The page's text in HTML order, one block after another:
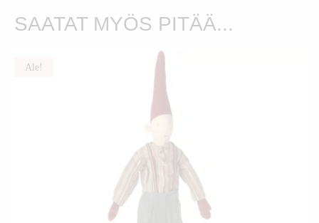
SAATAT MYÖS PITÄÄ...
Ale!